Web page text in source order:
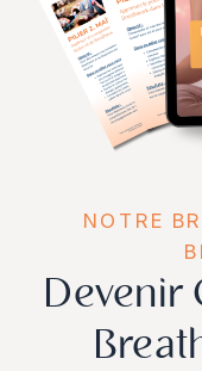
Devenir
NOTRE